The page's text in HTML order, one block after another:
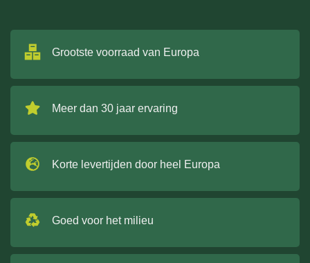
Grootste voorraad van Europa
Meer dan 30 jaar ervaring
Korte levertijden door heel Europa
Goed voor het milieu